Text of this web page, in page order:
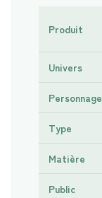
Produit
Univers
Personnage
Type
Matière
Public